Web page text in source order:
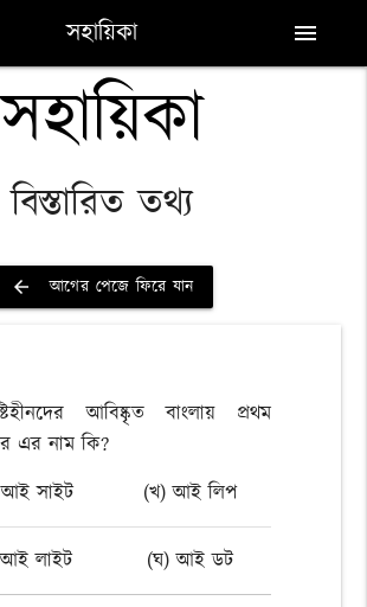
সহায়িকা menu
সহায়িকা
বিস্তারিত তথ্য
arrow_back আগের পেজে ফিরে যান
আবিষ্কৃত বাংলায় প্রথম
এর নাম কি?
সাইট
(খ) আই লিপ
লাইট (ঘ) আই ডট